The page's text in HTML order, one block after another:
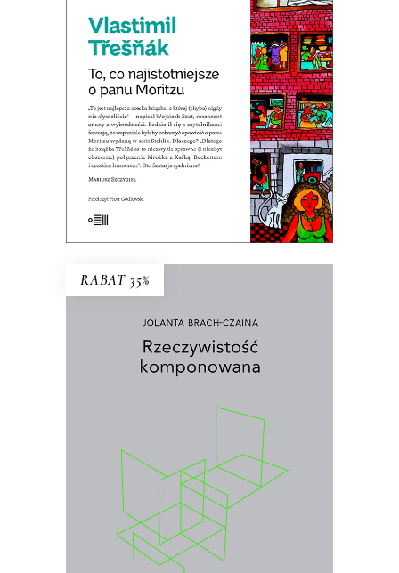
E-BOOK DO KOSZYKA
PANU MORITZU
Premiera 22 marca
39.00zł 19.50 zł
RABAT 35%
RZECZYWISTOŚĆ
Wybór najważniejszych esejów i
wywiadów prasowych Jolanty Brach-
Czainy.
40.00zł 26.00
KSIĄŻKA DO KOSZYKA